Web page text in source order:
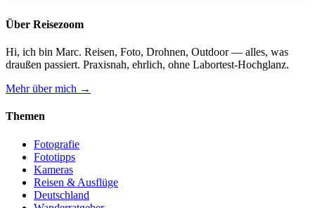
Über Reisezoom
Hi, ich bin Marc. Reisen, Foto, Drohnen, Outdoor — alles, was
draußen passiert. Praxisnah, ehrlich, ohne Labortest-Hochglanz.
Mehr über mich →
Themen
Fotografie
Fototipps
Kameras
Reisen & Ausflüge
Deutschland